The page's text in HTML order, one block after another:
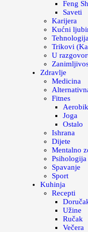
Feng
Saveti
Karijera
Kućni
Tehnologija
Trikovi
U
Zdravlje
Medicina
Fitnes
Aerobik
Joga
Ostalo
Ishrana
Dijete
Mentalno
Psihologija
Spavanje
Sport
Kuhinja
Recepti
Užine
Ručak
Večera